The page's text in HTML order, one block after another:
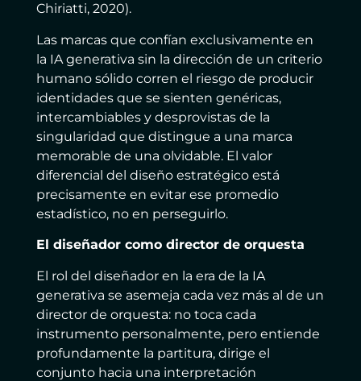
Chiriatti, 2020).
Las marcas que confían exclusivamente en
la IA generativa sin la dirección de un criterio
humano sólido corren el riesgo de producir
identidades que se sienten genéricas,
intercambiables y desprovistas de la
singularidad que distingue a una marca
memorable de una olvidable. El valor
diferencial del diseño estratégico está
precisamente en evitar ese promedio
estadístico, no en perseguirlo.
El diseñador como director de orquesta
El rol del diseñador en la era de la IA
generativa se asemeja cada vez más al de un
director de orquesta: no toca cada
instrumento personalmente, pero entiende
profundamente la partitura, dirige el
conjunto hacia una interpretación